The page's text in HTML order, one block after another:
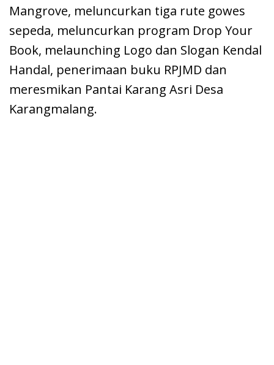
Mangrove, meluncurkan tiga rute gowes
sepeda, meluncurkan program Drop Your
Book, melaunching Logo dan Slogan Kendal
Handal, penerimaan buku RPJMD dan
meresmikan Pantai Karang Asri Desa
Karangmalang.